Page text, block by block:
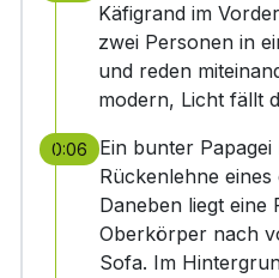
Käfigrand im
zwei Personen in
und reden
modern, Licht fällt
0:06
Ein bunter
Rückenlehne
Daneben liegt eine
Oberkörper nach
Sofa. Im